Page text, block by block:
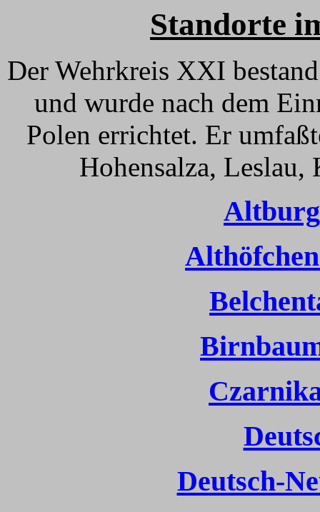
Standorte
Der Wehrkreis XXI
und wurde nach dem
Polen errichtet. Er
Hohensalza,
Deutsch-